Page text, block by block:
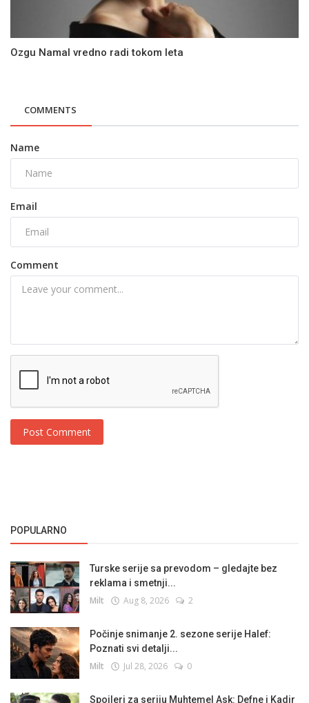
Ozgu Namal vredno radi tokom leta
COMMENTS
Name
Email
Comment
Post Comment
POPULARNO
Turske serije sa prevodom – gledajte bez
reklama i smetnji...
Milt Aug 8, 2026 2
Počinje snimanje 2. sezone serije Halef:
Poznati svi detalji...
Milt Jul 28, 2026 0
Spojleri za seriju Muhtemel Ask: Defne i Kadir